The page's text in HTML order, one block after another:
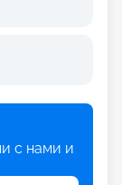
с нами и